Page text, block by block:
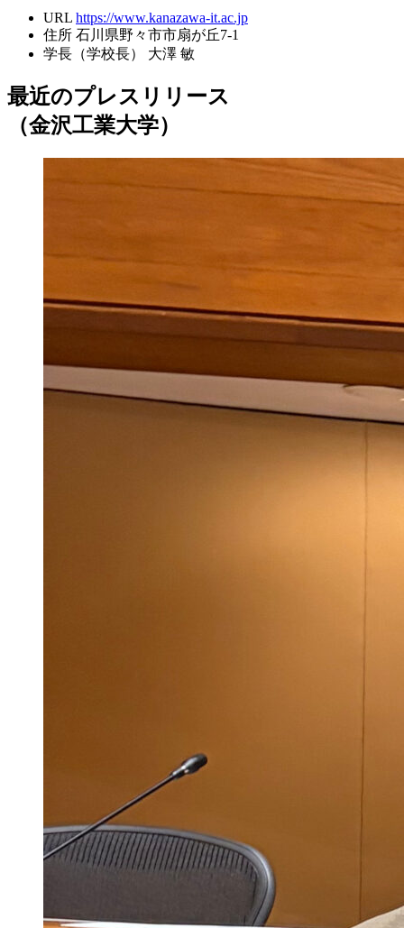
URL https://www.kanazawa-it.ac.jp
住所 石川県野々市市扇が丘7-1
学長（学校長）
大澤 敏
最近のプレスリリース
（金沢工業大学）